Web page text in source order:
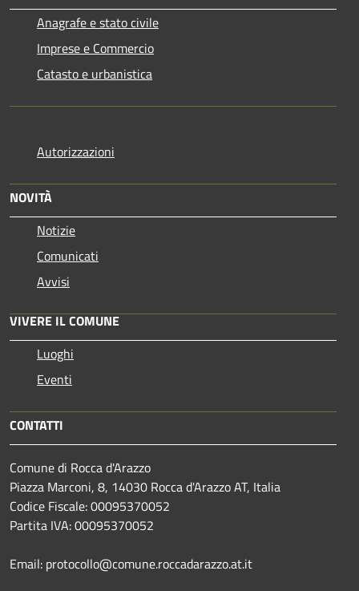
Anagrafe e stato civile
Imprese e Commercio
Catasto e urbanistica
Autorizzazioni
NOVITÀ
Notizie
Comunicati
Avvisi
VIVERE IL COMUNE
Luoghi
Eventi
CONTATTI
Comune di Rocca d'Arazzo
Piazza Marconi, 8, 14030 Rocca d'Arazzo AT, Italia
Codice Fiscale: 00095370052
Partita IVA: 00095370052
Email: protocollo@comune.roccadarazzo.at.it